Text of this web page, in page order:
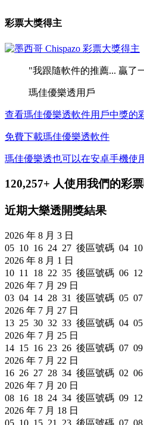
彩票大獎得主
"我跟隨軟件的推薦... 贏了
瑪佳優樂透用戶
查看瑪佳優樂透軟件用戶中獎的
免費下載瑪佳優樂透軟件
瑪佳優樂透也可以在安卓手機使
120,257+ 人使用我們的彩
近期大樂透開獎結果
2026 年 8 月 3 日
05 10 16 24 27 後區號碼 04 10
2026 年 8 月 1 日
10 11 18 22 35 後區號碼 06 12
2026 年 7 月 29 日
03 04 14 28 31 後區號碼 05 07
2026 年 7 月 27 日
13 25 30 32 33 後區號碼 04 05
2026 年 7 月 25 日
14 15 16 23 26 後區號碼 07 09
2026 年 7 月 22 日
16 26 27 28 34 後區號碼 02 06
2026 年 7 月 20 日
08 16 18 24 34 後區號碼 09 12
2026 年 7 月 18 日
05 10 15 21 23 後區號碼 07 08